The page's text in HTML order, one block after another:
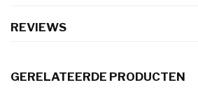
REVIEWS
GERELATEERDE PRODUCTEN